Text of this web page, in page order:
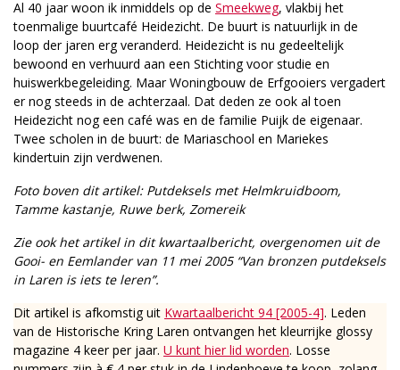
Al 40 jaar woon ik inmiddels op de Smeekweg, vlakbij het
toenmalige buurtcafé Heidezicht. De buurt is natuurlijk in de
loop der jaren erg veranderd. Heidezicht is nu gedeeltelijk
bewoond en verhuurd aan een Stichting voor studie en
huiswerkbegeleiding. Maar Woningbouw de Erfgooiers vergadert
er nog steeds in de achterzaal. Dat deden ze ook al toen
Heidezicht nog een café was en de familie Puijk de eigenaar.
Twee scholen in de buurt: de Mariaschool en Mariekes
kindertuin zijn verdwenen.
Foto boven dit artikel: Putdeksels met Helmkruidboom,
Tamme kastanje, Ruwe berk, Zomereik
Zie ook het artikel in dit kwartaalbericht, overgenomen uit de
Gooi- en Eemlander van 11 mei 2005 “Van bronzen putdeksels
in Laren is iets te leren”.
Dit artikel is afkomstig uit Kwartaalbericht 94 [2005-4]. Leden
van de Historische Kring Laren ontvangen het kleurrijke glossy
magazine 4 keer per jaar. U kunt hier lid worden. Losse